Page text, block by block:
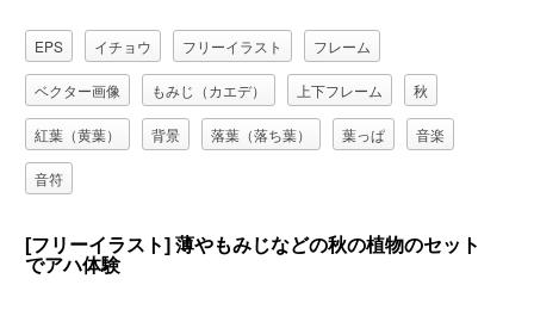
EPS イチョウ フリーイラスト フレーム
ベクター画像 もみじ（カエデ） 上下フレーム 秋
紅葉（黄葉） 背景 落葉（落ち葉） 葉っぱ 音楽
音符
[フリーイラスト] 薄やもみじなどの秋の植物のセット
でアハ体験